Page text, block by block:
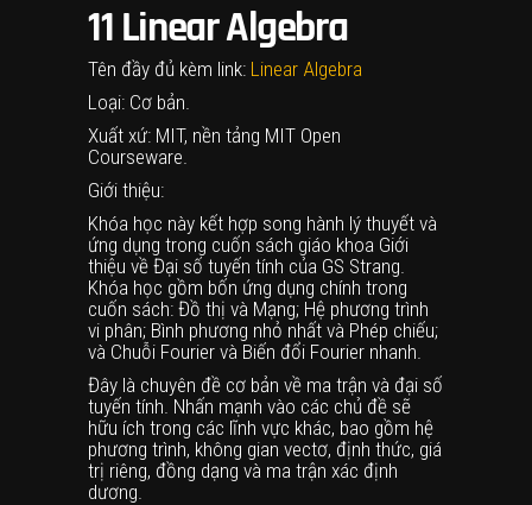
11 Linear Algebra
Tên đầy đủ kèm link: Linear Algebra
Loại: Cơ bản.
Xuất xứ: MIT, nền tảng MIT Open
Courseware.
Giới thiệu:
Khóa học này kết hợp song hành lý thuyết và
ứng dụng trong cuốn sách giáo khoa Giới
thiệu về Đại số tuyến tính của GS Strang.
Khóa học gồm bốn ứng dụng chính trong
cuốn sách: Đồ thị và Mạng; Hệ phương trình
vi phân; Bình phương nhỏ nhất và Phép chiếu;
và Chuỗi Fourier và Biến đổi Fourier nhanh.
Đây là chuyên đề cơ bản về ma trận và đại số
tuyến tính. Nhấn mạnh vào các chủ đề sẽ
hữu ích trong các lĩnh vực khác, bao gồm hệ
phương trình, không gian vectơ, định thức, giá
trị riêng, đồng dạng và ma trận xác định
dương.